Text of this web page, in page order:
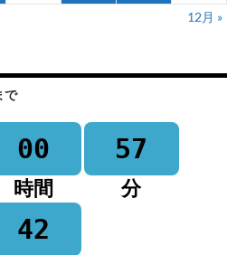
12月 »
で
00
時間
57
分
42